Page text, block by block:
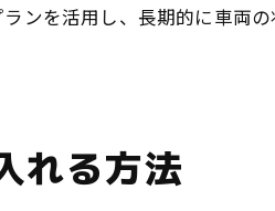
で押さえるべきポイント
田市で探すなら
活用で安心を手に入れる方法
ンを活用し、長期的に車両
れる方法